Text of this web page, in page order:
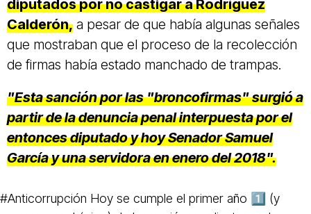
diputados por no castigar a Rodríguez
Calderón, a pesar de que había algunas señales
que mostraban que el proceso de la recolección
de firmas había estado manchado de trampas.
"Esta sanción por las "broncofirmas" surgió a
partir de la denuncia penal interpuesta por el
entonces diputado y hoy Senador Samuel
García y una servidora en enero del 2018".
#Anticorrupción Hoy se cumple el primer año 1️⃣ (y